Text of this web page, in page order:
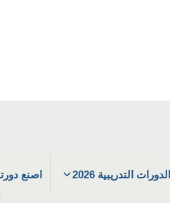
الدورات التدريبية 2026 اصنع